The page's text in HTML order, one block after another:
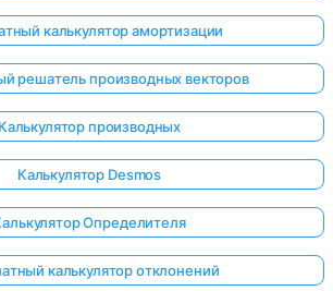
калькулятор амортизации
решатель производных векторов
Калькулятор производных
Калькулятор Desmos
Определителя
калькулятор отклонений